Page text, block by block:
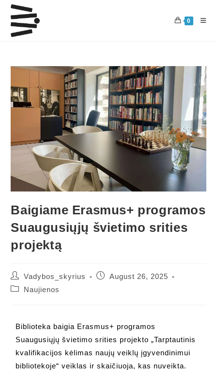
0
Baigiame Erasmus+ programos
Suaugusiųjų švietimo srities
projektą
Vadybos_skyrius
August 26, 2025
Naujienos
Biblioteka baigia Erasmus+ programos
Suaugusiųjų švietimo srities projekto „Tarptautinis
kvalifikacijos kėlimas naujų veiklų įgyvendinimui
bibliotekoje“ veiklas ir skaičiuoja, kas nuveikta.